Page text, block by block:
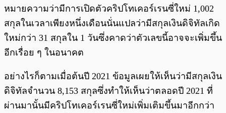
หมายความว่ามีการเปิดตัวคริปโทเคอร์เรนซี่ใหม่ 1,002
สกุลในเวลาเพียงหนึ่งเดือนนั่นแปลว่ามีสกุลเงินดิจิทัลเกิด
ใหม่กว่า 31 สกุลใน 1 วันซึ่งคาดว่าตัวเลขนี้อาจจะเพิ่มขึ้น
อีกเรื่อย ๆ ในอนาคต
อย่างไรก็ตามเมื่อต้นปี 2021 ข้อมูลเผยให้เห็นว่ามีสกุลเงิน
ดิจิทัลจำนวน 8,153 สกุลซึ่งทำให้เห็นว่าตลอดปี 2021 ที่
ผ่านมานั้นมีคริปโทเคอร์เรนซี่ใหม่เพิ่มเติมขึ้นมาอีกกว่า